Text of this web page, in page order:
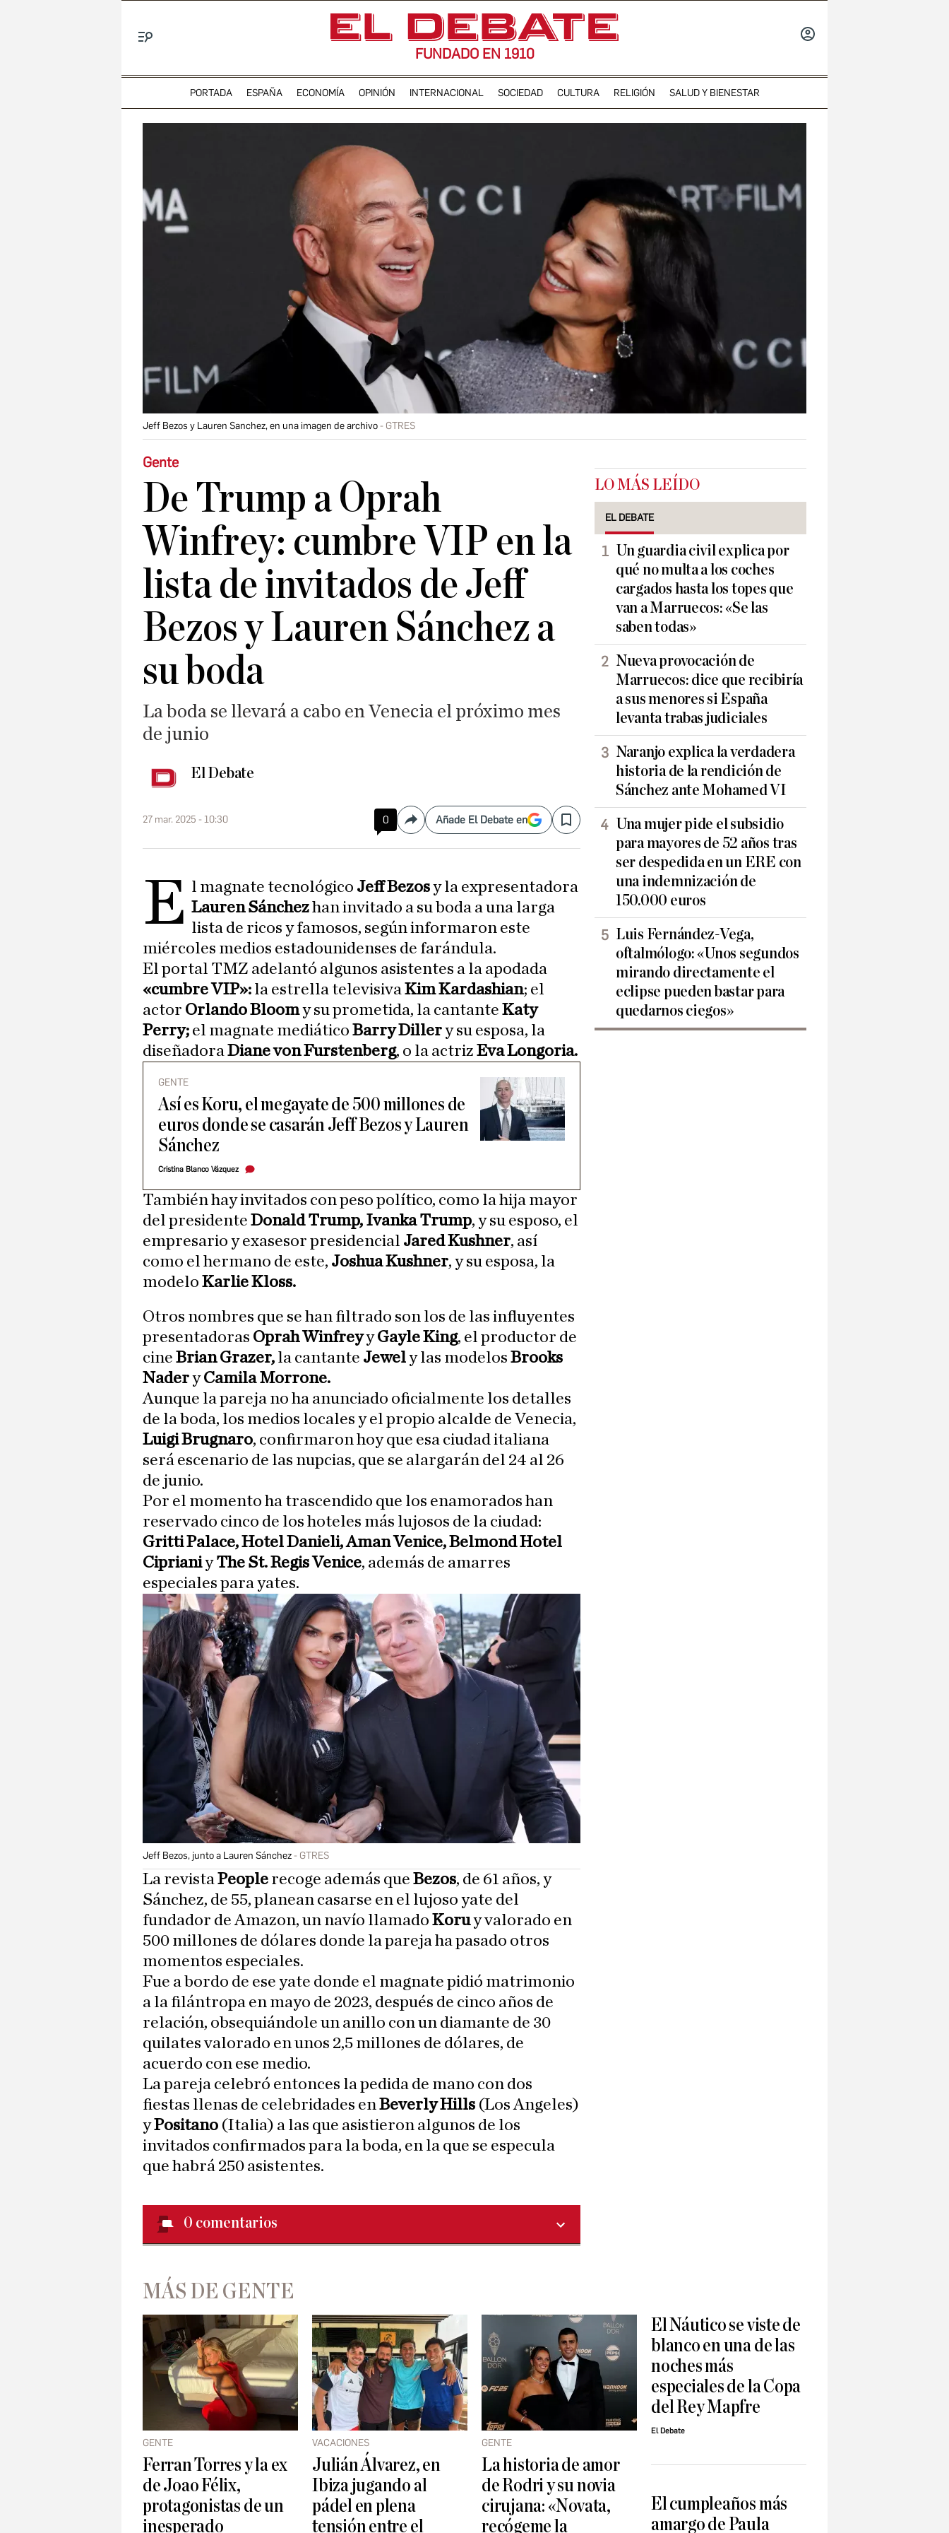
FUNDADO EN 1910
PORTADA ESPAÑA ECONOMÍA OPINIÓN INTERNACIONAL SOCIEDAD CULTURA RELIGIÓN SALUD Y BIENESTAR
Jeff Bezos y Lauren Sanchez, en una imagen de archivo GTRES
Gente
De Trump a Oprah
Winfrey: cumbre VIP en la
lista de invitados de Jeff
Bezos y Lauren Sánchez a
su boda
La boda se llevará a cabo en Venecia el próximo mes
de junio
El Debate
27 mar. 2025 - 10:30 0 CompartirAñade El Debate en Save
E l magnate tecnológico Jeff Bezosy la expresentadora
Lauren Sánchezhan invitado a su boda a una larga
lista de ricos y famosos, según informaron este
miércoles medios estadounidenses de farándula.
El portal TMZ adelantó algunos asistentes a la apodada
«cumbre VIP»: la estrella televisivaKim Kardashian; el
actor Orlando Bloomy su prometida, la cantante Katy
Perry; el magnate mediático Barry Dillery su esposa, la
diseñadoraDiane von Furstenberg, o la actriz Eva Longoria.
GENTE
Así es Koru, el megayate de 500 millones de
euros donde se casarán Jeff Bezos y Lauren
Sánchez
Cristina Blanco Vázquez
También hay invitados con peso político, como la hija mayor
del presidente Donald Trump, Ivanka Trump, y su esposo, el
empresario y exasesor presidencial Jared Kushner, así
como el hermano de este, Joshua Kushner, y su esposa, la
modelo Karlie Kloss.
Otros nombres que se han filtrado son los de las influyentes
presentadoras Oprah WinfreyyGayle King, el productor de
cine Brian Grazer, la cantante Jewely las modelos Brooks
NaderyCamila Morrone.
Aunque la pareja no ha anunciado oficialmente los detalles
de la boda, los medios locales y el propio alcalde de Venecia,
Luigi Brugnaro, confirmaron hoy que esa ciudad italiana
será escenario de las nupcias, que se alargarán del 24 al 26
de junio.
Por el momento ha trascendido que los enamorados han
reservado cinco de los hoteles más lujosos de la ciudad:
Gritti Palace, Hotel Danieli, Aman Venice, Belmond Hotel
CiprianiyThe St. Regis Venice, además de amarres
especiales para yates.
Jeff Bezos, junto a Lauren Sánchez GTRES
La revistaPeople recoge además que Bezos, de 61 años, y
Sánchez, de 55, planean casarse en el lujoso yate del
fundador de Amazon, un navío llamado Koruy valorado en
500 millones de dólares donde la pareja ha pasado otros
momentos especiales.
Fue a bordo de ese yate donde el magnate pidió matrimonio
a la filántropa en mayo de 2023, después de cinco años de
relación, obsequiándole un anillo con un diamante de 30
quilates valorado en unos 2,5 millones de dólares, de
acuerdo con ese medio.
La pareja celebró entonces la pedida de mano con dos
fiestas llenas de celebridades enBeverly Hills (Los Angeles)
yPositano (Italia) a las que asistieron algunos de los
invitados confirmados para la boda, en la que se especula
que habrá 250 asistentes.
0 comentarios
LO MÁS LEÍDO
EL DEBATE
Un guardia civil explica por
qué no multa a los coches
cargados hasta los topes que
van a Marruecos: «Se las
saben todas»
Nueva provocación de
Marruecos: dice que recibiría
a sus menores si España
levanta trabas judiciales
Naranjo explica la verdadera
historia de la rendición de
Sánchez ante Mohamed VI
Una mujer pide el subsidio
para mayores de 52 años tras
ser despedida en un ERE con
una indemnización de
150.000 euros
Luis Fernández-Vega,
oftalmólogo: «Unos segundos
mirando directamente el
eclipse pueden bastar para
quedarnos ciegos»
MÁS DE GENTE
GENTE
Ferran Torres y la ex
de Joao Félix,
protagonistas de un
inesperado
VACACIONES
Julián Álvarez, en
Ibiza jugando al
pádel en plena
tensión entre el
GENTE
La historia de amor
de Rodri y su novia
cirujana: «Novata,
recógeme la
El Náutico se viste de
blanco en una de las
noches más
especiales de la Copa
del Rey Mapfre
El Debate
El cumpleaños más
amargo de Paula